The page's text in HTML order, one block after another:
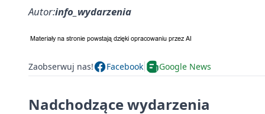
Autor:info_wydarzenia
Zaobserwuj nas! Facebook Google News
Nadchodzące wydarzenia